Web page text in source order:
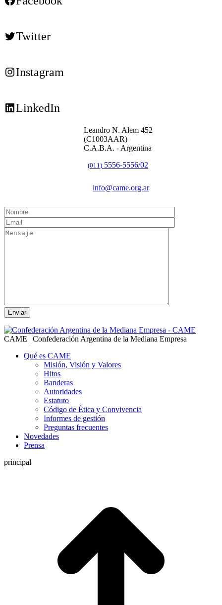
Twitter
Instagram
LinkedIn
Leandro N. Alem 452
(C1003AAR)
C.A.B.A. - Argentina
(011) 5556-5556/02
info@came.org.ar
CAME | Confederación Argentina de la Mediana Empresa
Qué es CAME
Misión, Visión y Valores
Hitos
Banderas
Autoridades
Estatuto
Código de Ética y Convivencia
Informes de gestión
Preguntas frecuentes
Novedades
Prensa
principal